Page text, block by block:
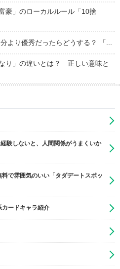
豪」のローカルルール「10捨
より優秀だったらどうする？ 「...
り」の違いとは？ 正しい意味と
験しないと、人間関係がうまくいか
で雰囲気のいい「タダデートスポッ
ードキャラ紹介